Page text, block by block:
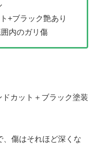
+ブラック艶あり
内のガリ傷
カット＋ブラック塗装
傷はそれほど深くな